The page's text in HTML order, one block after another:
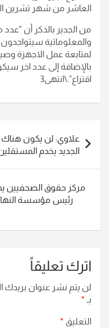
العاشر من شهر تشرين
من الجدير بالذكر أن
والمعلوماتية سيتواجدون
لمتابعة عمل الاجهزة
بالإضافة إلى عدد اخر
اقتراع".\انتهى3
المقالات
علاوي: لن يكون هناك
الجديد يخدم
مركز حقوق الصحفيين
رئيس مؤسسة
اترك تعليقاً
لن يتم نشر عنوان بريدك
بـ *
التعليق *